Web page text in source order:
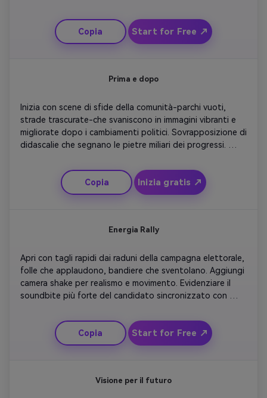
e musica di sfondo amichevole. Mantieni il tempo
ottimista e inclusivo per risuonare in tutte le fasce d'età.
Finisci con una potente visione di diverse mani che si
Copia Start for Free ↗
Prima e dopo
Inizia con scene di sfide della comunità-parchi vuoti,
strade trascurate-che svaniscono in immagini vibranti e
migliorate dopo i cambiamenti politici. Sovrapposizione di
didascalie che segnano le pietre miliari dei progressi.
trasformazione. Mostra al candidato accanto a nuovi
sviluppi o programmi educativi. Finisci con lo slogan 'Vedi
la differenza che fa la Leadership'. Mantenere modifiche
Copia Inizia gratis ↗
Energia Rally
Apri con tagli rapidi dai raduni della campagna elettorale,
folle che applaudono, bandiere che sventolano. Aggiungi
camera shake per realismo e movimento. Evidenziare il
soundbite più forte del candidato sincronizzato con
sostenitori per rafforzare l'entusiasmo. Finisci con effetti
di movimento confetti e il logo della campagna finale.
Perfetto per piattaforme video brevi che mirano a dare
Copia Start for Free ↗
Visione per il futuro